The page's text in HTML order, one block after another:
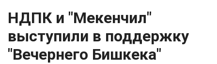
НДПК и "Мекенчил"
выступили в поддержку
"Вечернего Бишкека"